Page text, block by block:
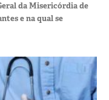
da Misericórdia de
e na qual se